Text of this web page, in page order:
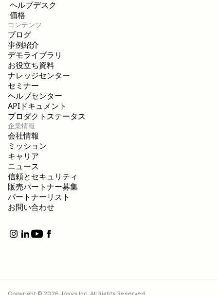
ヘルプデスク
価格
コンテンツ
ブログ
事例紹介
デモライブラリ
お役立ち資料
ナレッジセンター
セミナー
ヘルプセンター
APIドキュメント
プロダクトステータス
企業情報
会社情報
ミッション
キャリア
ニュース
信頼とセキュリティ
販売パートナー募集
パートナーリスト
お問い合わせ